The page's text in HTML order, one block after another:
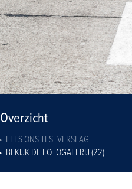
Overzicht
LEES ONS TESTVERSLAG
BEKIJK DE FOTOGALERIJ (22)